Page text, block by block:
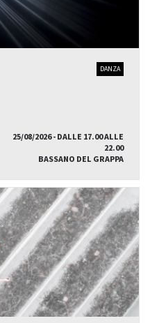
DANZA
25/08/2026 - DALLE 17.00 ALLE
22.00
BASSANO DEL GRAPPA